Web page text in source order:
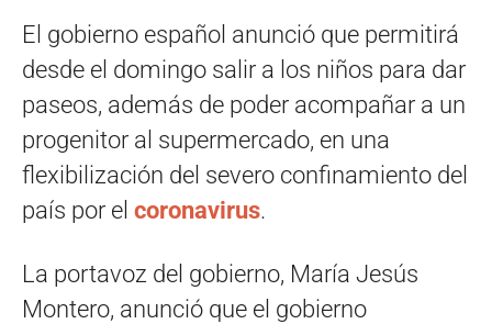
El gobierno español anunció que permitirá
desde el domingo salir a los niños para dar
paseos, además de poder acompañar a un
progenitor al supermercado, en una
flexibilización del severo confinamiento del
país por el coronavirus.
La portavoz del gobierno, María Jesús
Montero, anunció que el gobierno